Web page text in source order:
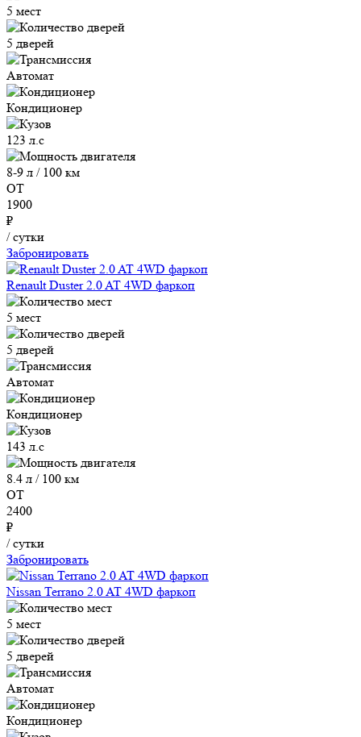
5 мест
5 дверей
Автомат
Кондиционер
123 л.с
8-9 л / 100 км
ОТ
1900
₽
/ сутки
Забронировать
Renault Duster 2.0 AT 4WD фаркоп
5 мест
5 дверей
Автомат
Кондиционер
143 л.с
8.4 л / 100 км
ОТ
2400
₽
/ сутки
Забронировать
Nissan Terrano 2.0 AT 4WD фаркоп
5 мест
5 дверей
Автомат
Кондиционер